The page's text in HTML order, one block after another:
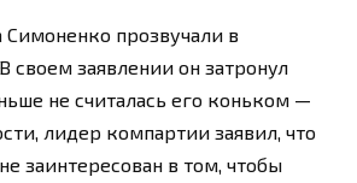
прозвучали в
своем заявлении он затронул
не считалась его коньком —
лидер компартии заявил, что
заинтересован в том, чтобы